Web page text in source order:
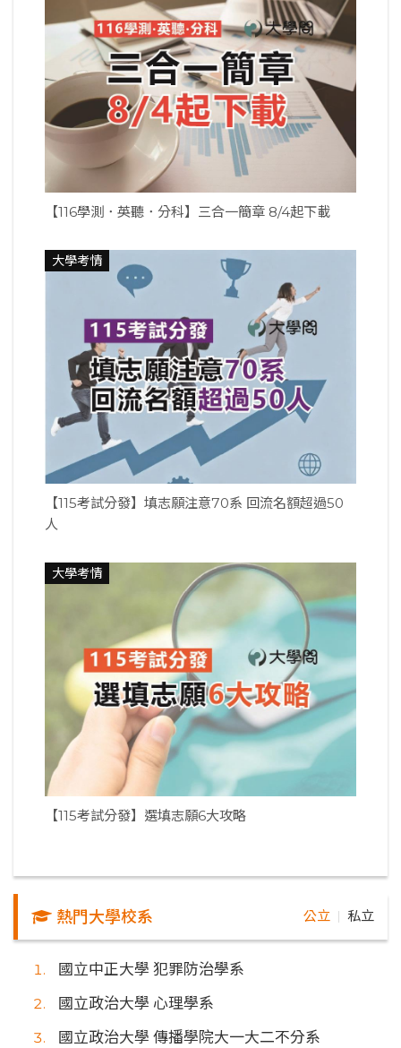
【116學測．英聽．分科】三合一簡章 8/4起下載
大學考情
【115考試分發】填志願注意70系 回流名額超過50
人
大學考情
【115考試分發】選填志願6大攻略
熱門大學校系 公立 私立
國立中正大學 犯罪防治學系
國立政治大學 心理學系
國立政治大學 傳播學院大一大二不分系